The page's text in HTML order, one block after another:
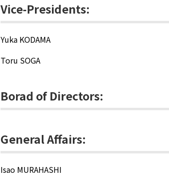
Vice-Presidents:
Yuka KODAMA
Toru SOGA
Borad of Directors:
General Affairs:
Isao MURAHASHI